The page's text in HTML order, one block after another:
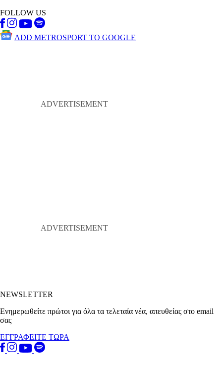
FOLLOW US
ADD METROSPORT TO GOOGLE
NEWSLETTER
Ενημερωθείτε πρώτοι για όλα τα τελεταία νέα, απευθείας στο email
σας
ΕΓΓΡΑΦΕΙΤΕ ΤΩΡΑ